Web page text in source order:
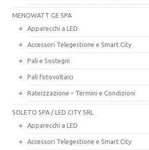
MENOWATT GE SPA
Apparecchi a LED
Accessori Telegestione e Smart City
Pali e Sostegni
Pali fotovoltaici
Rateizzazione – Termini e Condizioni
SOLETO SPA / LED CITY SRL
Apparecchi a LED
Accessori Telegestione e Smart City